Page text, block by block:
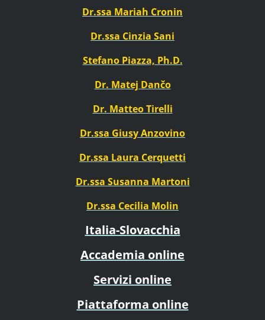
Dr.ssa Mariah Cronin
Dr.ssa Cinzia Sani
Stefano Piazza, Ph.D.
Dr. Matej Dančo
Dr. Matteo Tirelli
Dr.ssa Giusy Anzovino
Dr.ssa Laura Cerquetti
Dr.ssa Susanna Martoni
Dr.ssa Cecilia Molin
Italia-Slovacchia
Accademia online
Servizi online
Piattaforma online